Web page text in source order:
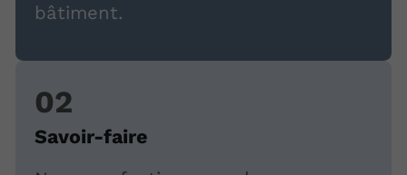
bâtiment.
Savoir-faire